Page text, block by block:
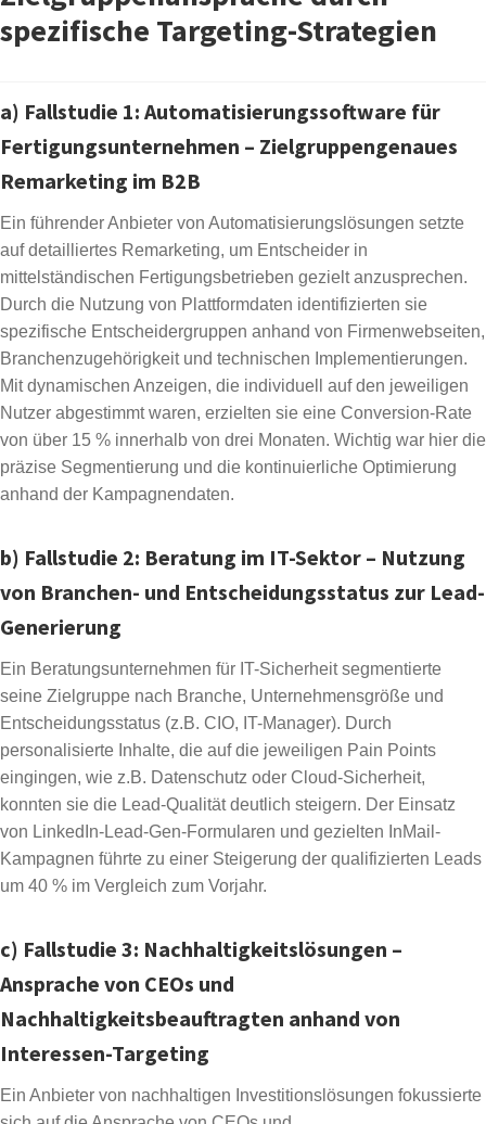
spezifische Targeting-Strategien
a) Fallstudie 1: Automatisierungssoftware für
Fertigungsunternehmen – Zielgruppengenaues
Remarketing im B2B
Ein führender Anbieter von Automatisierungslösungen setzte
auf detailliertes Remarketing, um Entscheider in
mittelständischen Fertigungsbetrieben gezielt anzusprechen.
Durch die Nutzung von Plattformdaten identifizierten sie
spezifische Entscheidergruppen anhand von Firmenwebseiten,
Branchenzugehörigkeit und technischen Implementierungen.
Mit dynamischen Anzeigen, die individuell auf den jeweiligen
Nutzer abgestimmt waren, erzielten sie eine Conversion-Rate
von über 15 % innerhalb von drei Monaten. Wichtig war hier die
präzise Segmentierung und die kontinuierliche Optimierung
anhand der Kampagnendaten.
b) Fallstudie 2: Beratung im IT-Sektor – Nutzung
von Branchen- und Entscheidungsstatus zur Lead-
Generierung
Ein Beratungsunternehmen für IT-Sicherheit segmentierte
seine Zielgruppe nach Branche, Unternehmensgröße und
Entscheidungsstatus (z.B. CIO, IT-Manager). Durch
personalisierte Inhalte, die auf die jeweiligen Pain Points
eingingen, wie z.B. Datenschutz oder Cloud-Sicherheit,
konnten sie die Lead-Qualität deutlich steigern. Der Einsatz
von LinkedIn-Lead-Gen-Formularen und gezielten InMail-
Kampagnen führte zu einer Steigerung der qualifizierten Leads
um 40 % im Vergleich zum Vorjahr.
c) Fallstudie 3: Nachhaltigkeitslösungen –
Ansprache von CEOs und
Nachhaltigkeitsbeauftragten anhand von
Interessen-Targeting
Ein Anbieter von nachhaltigen Investitionslösungen fokussierte